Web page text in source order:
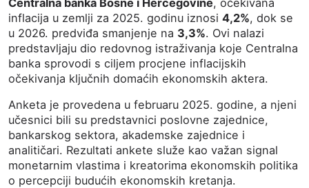
inflacija u zemlji za 2025. godinu iznosi 4,2%, dok se
u 2026. predviđa smanjenje na 3,3%. Ovi nalazi
predstavljaju dio redovnog istraživanja koje Centralna
banka sprovodi s ciljem procjene inflacijskih
očekivanja ključnih domaćih ekonomskih aktera.
Anketa je provedena u februaru 2025. godine, a njeni
učesnici bili su predstavnici poslovne zajednice,
bankarskog sektora, akademske zajednice i
analitičari. Rezultati ankete služe kao važan signal
monetarnim vlastima i kreatorima ekonomskih politika
o percepciji budućih ekonomskih kretanja.